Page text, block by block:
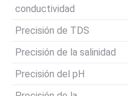
conductividad
Precisión de TDS
Precisión de la salinidad
Precisión del pH